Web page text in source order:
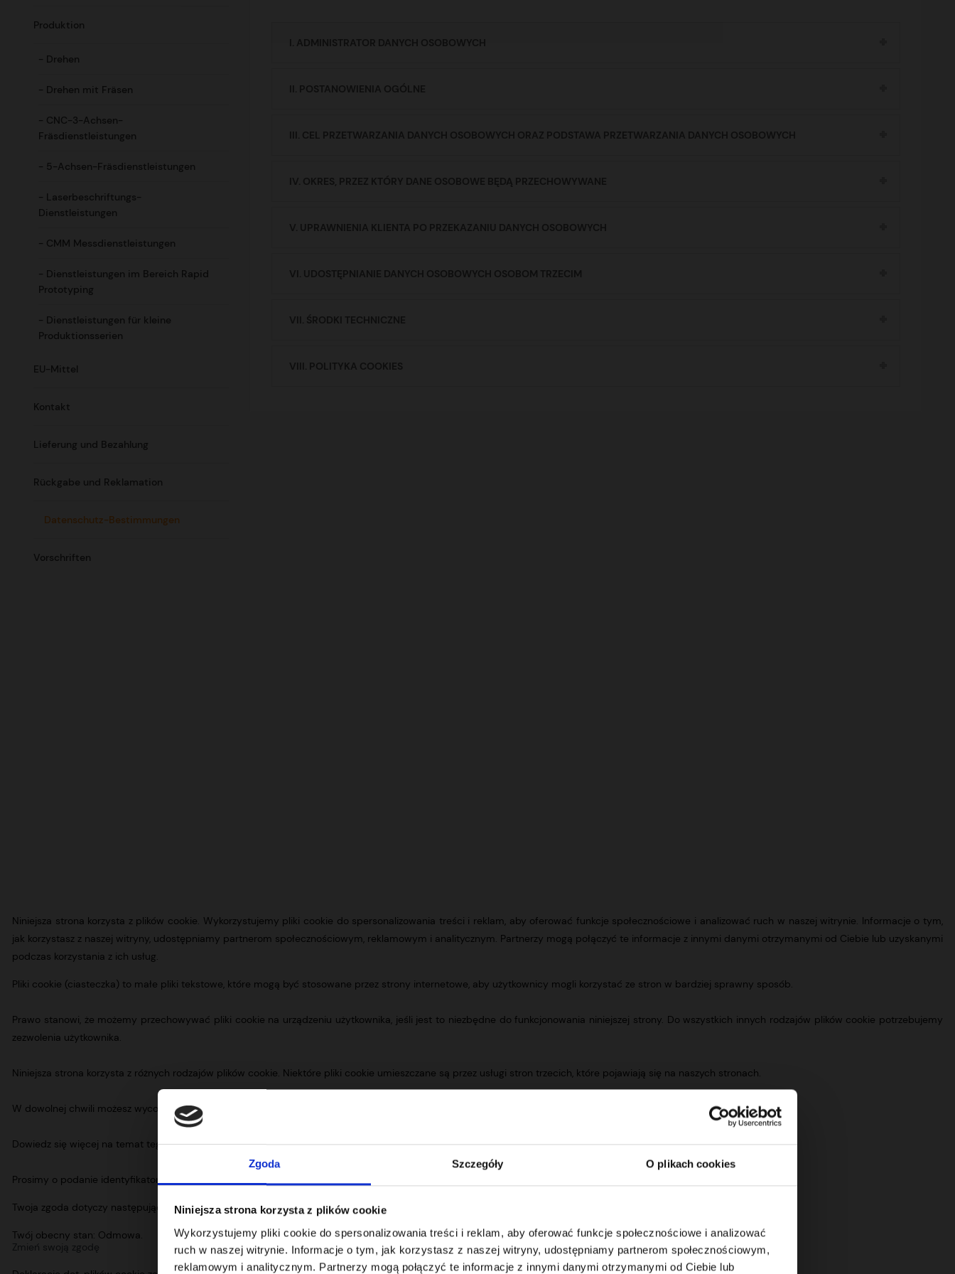
Zgoda Szczegóły O plikach cookies
Niniejsza strona korzysta z plików cookie
Wykorzystujemy pliki cookie do spersonalizowania treści i reklam, aby oferować funkcje społecznościowe i analizować
ruch w naszej witrynie. Informacje o tym, jak korzystasz z naszej witryny, udostępniamy partnerom społecznościowym,
reklamowym i analitycznym. Partnerzy mogą połączyć te informacje z innymi danymi otrzymanymi od Ciebie lub
Produktion
- Drehen
- Drehen mit Fräsen
- CNC-3-Achsen-
Fräsdienstleistungen
- 5-Achsen-Fräsdienstleistungen
- Laserbeschriftungs-
Dienstleistungen
- CMM Messdienstleistungen
- Dienstleistungen im Bereich Rapid
Prototyping
- Dienstleistungen für kleine
Produktionsserien
EU-Mittel
Kontakt
Lieferung und Bezahlung
Rückgabe und Reklamation
Datenschutz-Bestimmungen
Vorschriften
Niniejsza strona korzysta z plików cookie. Wykorzystujemy pliki cookie do spersonalizowania treści i reklam, aby oferować funkcje społecznościowe i analizować ruch w naszej witrynie. Informacje o tym,
jak korzystasz z naszej witryny, udostępniamy partnerom społecznościowym, reklamowym i analitycznym. Partnerzy mogą połączyć te informacje z innymi danymi otrzymanymi od Ciebie lub uzyskanymi
podczas korzystania z ich usług.
Pliki cookie (ciasteczka) to małe pliki tekstowe, które mogą być stosowane przez strony internetowe, aby użytkownicy mogli korzystać ze stron w bardziej sprawny sposób.
Prawo stanowi, że możemy przechowywać pliki cookie na urządzeniu użytkownika, jeśli jest to niezbędne do funkcjonowania niniejszej strony. Do wszystkich innych rodzajów plików cookie potrzebujemy
zezwolenia użytkownika.
Niniejsza strona korzysta z różnych rodzajów plików cookie. Niektóre pliki cookie umieszczane są przez usługi stron trzecich, które pojawiają się na naszych stronach.
W dowolnej chwili możesz wycofać swoją zgodę w Deklaracji dot. plików cookie na naszej witrynie.
Dowiedz się więcej na temat tego, kim jesteśmy, jak można się z nami skontaktować i w jaki sposób przetwarzamy dane osobowe w ramach Polityki prywatności.
Prosimy o podanie identyfikatora Pana(Pani) zgody i daty kontaktu z nami w sprawie Pana(Pani) zgody
Twoja zgoda dotyczy następujących domen: mehenker.com
Twój obecny stan: Odmowa.
Zmień swoją zgodę